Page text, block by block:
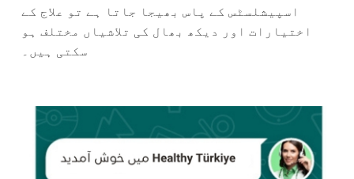
اسپیشلسٹس کے پاس بھیجا جاتا ہے تو علاج کے
اختیارات اور دیکھ بھال کی تلاشیاں مختلف ہو
سکتی ہیں۔